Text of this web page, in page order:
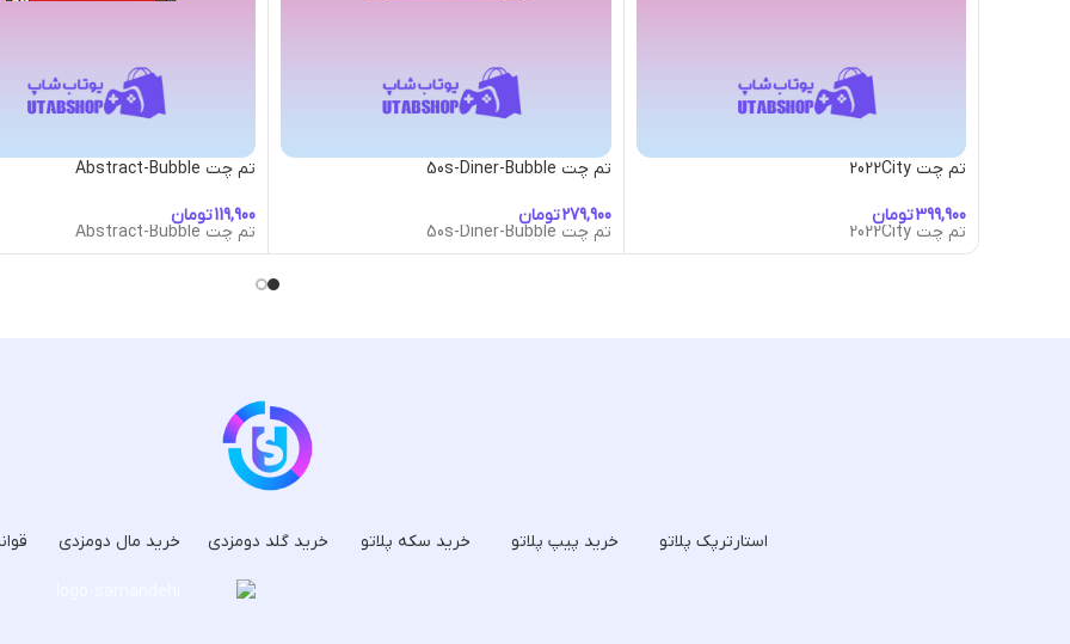
تم چت 2022City
تومان
تم چت 2022City
تم چت 50s-Diner-Bubble
تومان
تم چت 50s-Diner-Bubble
تم چت Abstract-Bubble
تومان
تم چت Abstract-Bubble
استارترپک پلاتو خرید پیپ پلاتو خرید سکه پلاتو خرید گلد دومزدی خرید مال دومزدی